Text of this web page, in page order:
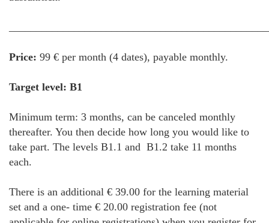
Price: 99 € per month (4 dates), payable monthly.
Target level: B1
Minimum term: 3 months, can be canceled monthly
thereafter. You then decide how long you would like to
take part. The levels B1.1 and B1.2 take 11 months
each.
There is an additional € 39.00 for the learning material
set and a one- time € 20.00 registration fee (not